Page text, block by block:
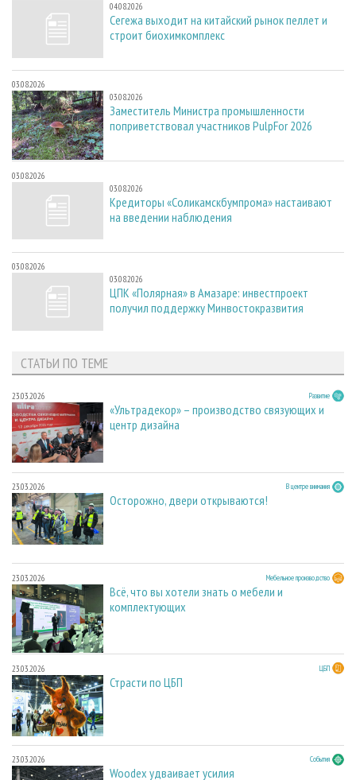
04.08.2026
Сегежа выходит на китайский рынок пеллет и
строит биохимкомплекс
03.08.2026
03.08.2026
Заместитель Министра промышленности
поприветствовал участников PulpFor 2026
03.08.2026
03.08.2026
Кредиторы «Соликамскбумпрома» настаивают
на введении наблюдения
03.08.2026
03.08.2026
ЦПК «Полярная» в Амазаре: инвестпроект
получил поддержку Минвостокразвития
СТАТЬИ ПО ТЕМЕ
23.03.2026 Развитие
«Ультрадекор» – производство связующих и
центр дизайна
23.03.2026 В центре внимания
Осторожно, двери открываются!
23.03.2026 Мебельное производство
Всё, что вы хотели знать о мебели и
комплектующих
23.03.2026 ЦБП
Страсти по ЦБП
23.03.2026 События
Woodex удваивает усилия